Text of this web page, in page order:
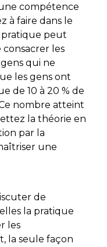
compétence
à faire dans le
pratique peut
les
gens qui ne
les gens ont
de 10 à 20 % de
nombre atteint
la théorie en
par la
une
de
la pratique
les
la seule façon